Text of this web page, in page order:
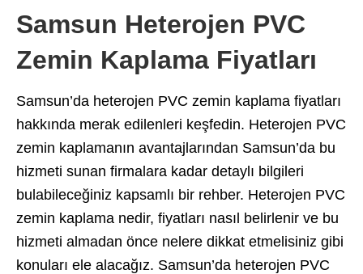
Samsun Heterojen PVC
Zemin Kaplama Fiyatları
Samsun’da heterojen PVC zemin kaplama fiyatları
hakkında merak edilenleri keşfedin. Heterojen PVC
zemin kaplamanın avantajlarından Samsun’da bu
hizmeti sunan firmalara kadar detaylı bilgileri
bulabileceğiniz kapsamlı bir rehber. Heterojen PVC
zemin kaplama nedir, fiyatları nasıl belirlenir ve bu
hizmeti almadan önce nelere dikkat etmelisiniz gibi
konuları ele alacağız. Samsun’da heterojen PVC